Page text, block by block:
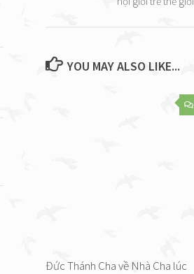
YOU MAY ALSO LIKE...
Đức Thánh Cha về Nhà Cha lúc